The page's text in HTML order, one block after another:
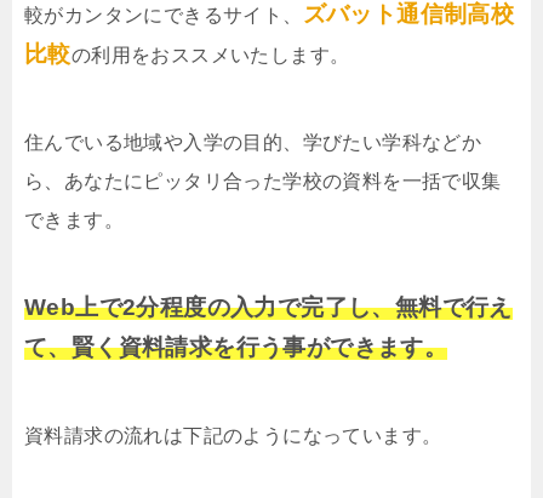
較がカンタンにできるサイト、
ズバット通信制高校
比較の利用をおススメいたします。
住んでいる地域や入学の目的、学びたい学科などか
ら、あなたにピッタリ合った学校の資料を一括で収集
できます。
Web上で2分程度の入力で完了し、無料で行え
て、賢く資料請求を行う事ができます。
資料請求の流れは下記のようになっています。